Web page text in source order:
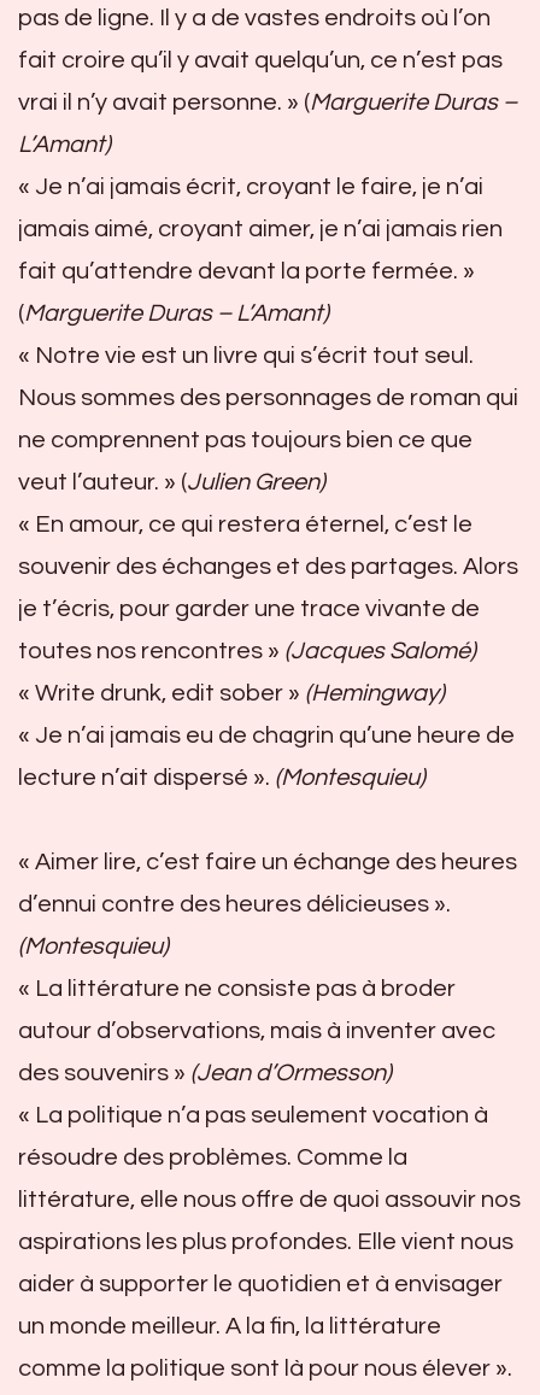
pas de ligne. Il y a de vastes endroits où l’on
fait croire qu’il y avait quelqu’un, ce n’est pas
vrai il n’y avait personne. » (Marguerite Duras –
L’Amant)
« Je n’ai jamais écrit, croyant le faire, je n’ai
jamais aimé, croyant aimer, je n’ai jamais rien
fait qu’attendre devant la porte fermée. »
(Marguerite Duras – L’Amant)
« Notre vie est un livre qui s’écrit tout seul.
Nous sommes des personnages de roman qui
ne comprennent pas toujours bien ce que
veut l’auteur. » (Julien Green)
« En amour, ce qui restera éternel, c’est le
souvenir des échanges et des partages. Alors
je t’écris, pour garder une trace vivante de
toutes nos rencontres » (Jacques Salomé)
« Write drunk, edit sober » (Hemingway)
« Je n’ai jamais eu de chagrin qu’une heure de
lecture n’ait dispersé ». (Montesquieu)
« Aimer lire, c’est faire un échange des heures
d’ennui contre des heures délicieuses ».
(Montesquieu)
« La littérature ne consiste pas à broder
autour d’observations, mais à inventer avec
des souvenirs » (Jean d’Ormesson)
« La politique n’a pas seulement vocation à
résoudre des problèmes. Comme la
littérature, elle nous offre de quoi assouvir nos
aspirations les plus profondes. Elle vient nous
aider à supporter le quotidien et à envisager
un monde meilleur. A la fin, la littérature
comme la politique sont là pour nous élever ».